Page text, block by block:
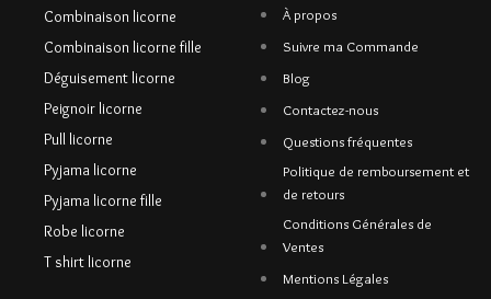
Combinaison licorne
Combinaison licorne fille
Déguisement licorne
Peignoir licorne
Pull licorne
Pyjama licorne
Pyjama licorne fille
Robe licorne
T shirt licorne
À propos
Suivre ma Commande
Blog
Contactez-nous
Questions fréquentes
Politique de remboursement et
de retours
Conditions Générales de
Ventes
Mentions Légales